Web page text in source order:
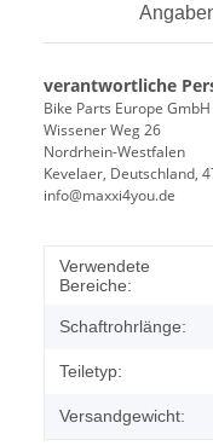
verantwortliche
Bike Parts Europe GmbH
Wissener Weg 26
Nordrhein-Westfalen
Kevelaer, Deutschland,
info@maxxi4you.de
Verwendete
Bereiche:
Schaftrohrlänge:
Teiletyp:
Versandgewicht: